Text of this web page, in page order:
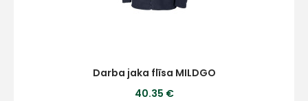
Darba jaka flīsa MILDGO
40.35 €